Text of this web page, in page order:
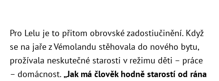
Pro Lelu je to přitom obrovské zadostiučinění. Když
se na jaře z Vémolandu stěhovala do nového bytu,
prožívala neskutečné starosti v režimu děti – práce
– domácnost. „Jak má člověk hodně starostí od rána